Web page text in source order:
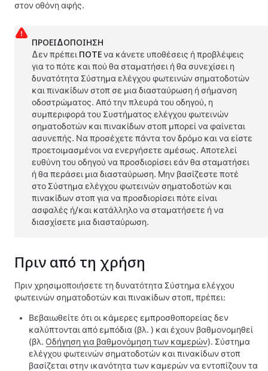
στονοθόνη αφής.
ΠΡΟΕΙΔΟΠΟΊΗΣΗ
Δεν πρέπει ΠΟΤΕνα κάνετε υποθέσεις ή προβλέψεις
για το πότε και πού θα σταματήσει ή θα συνεχίσει η
δυνατότητα Σύστημα ελέγχου φωτεινών σηματοδοτών
και πινακίδων στοπσε μια διασταύρωση ή σήμανση
οδοστρώματος. Από την πλευρά του οδηγού, η
συμπεριφορά του Συστήματος ελέγχου φωτεινών
σηματοδοτών και πινακίδων στοπ μπορεί να φαίνεται
ασυνεπής. Να προσέχετε πάντα τον δρόμο και να είστε
προετοιμασμένοι να ενεργήσετε αμέσως. Αποτελεί
ευθύνη του οδηγού να προσδιορίσει εάν θα σταματήσει
ή θα περάσει μια διασταύρωση. Μην βασίζεστε ποτέ
στο Σύστημα ελέγχου φωτεινών σηματοδοτών και
πινακίδων στοπ για να προσδιορίσει πότε είναι
ασφαλές ή/και κατάλληλο να σταματήσετε ή να
διασχίσετε μια διασταύρωση.
Πριν από τη χρήση
Πριν χρησιμοποιήσετε τη δυνατότητα Σύστημα ελέγχου
φωτεινών σηματοδοτών και πινακίδων στοπ, πρέπει:
Βεβαιωθείτε ότι οι κάμερες εμπροσθοπορείας δεν
καλύπτονται από εμπόδια (βλ. ) και έχουν βαθμονομηθεί
(βλ. Οδήγηση για βαθμονόμηση των καμερών). Σύστημα
ελέγχου φωτεινών σηματοδοτών και πινακίδων στοπ
βασίζεται στην ικανότητα των καμερών να εντοπίζουν τα